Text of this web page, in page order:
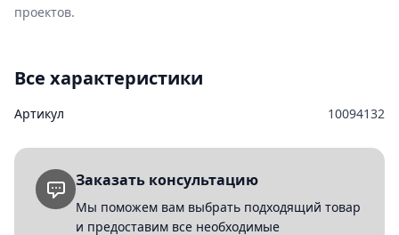
проектов.
Все характеристики
Артикул 10094132
Заказать консультацию
Мы поможем вам выбрать подходящий товар
и предоставим все необходимые